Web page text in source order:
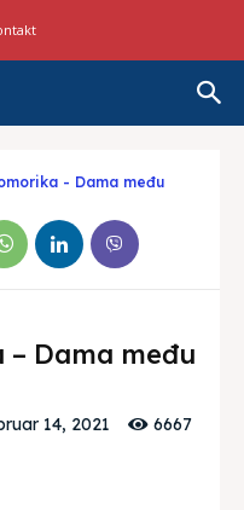
- Dama među
Dama među
14, 2021 6667